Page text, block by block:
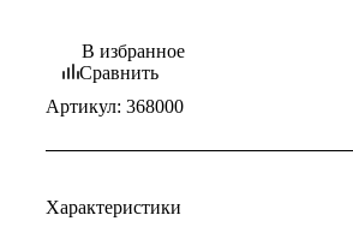
В избранное
Сравнить
Артикул: 368000
Характеристики